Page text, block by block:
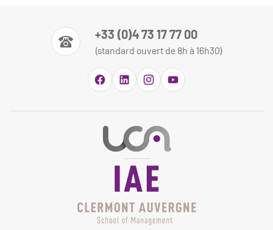
+33 (0)4 73 17 77 00
(standard ouvert de 8h à 16h30)